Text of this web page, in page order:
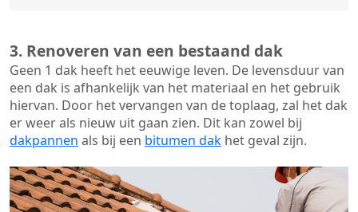
3. Renoveren van een bestaand dak
Geen 1 dak heeft het eeuwige leven. De levensduur van
een dak is afhankelijk van het materiaal en het gebruik
hiervan. Door het vervangen van de toplaag, zal het dak
er weer als nieuw uit gaan zien. Dit kan zowel bij
dakpannen als bij een bitumen dak het geval zijn.